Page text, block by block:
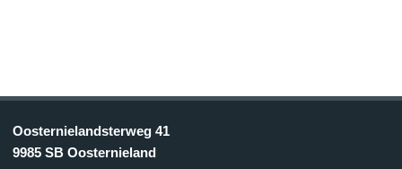
Oosternielandsterweg 41
9985 SB Oosternieland